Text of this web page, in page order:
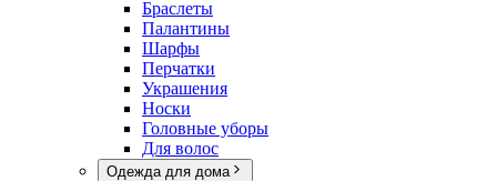
Браслеты
Палантины
Шарфы
Перчатки
Украшения
Носки
Головные уборы
Для волос
Одежда для дома